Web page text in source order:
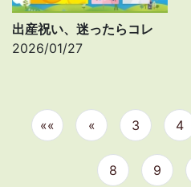
出産祝い、迷ったらコレ
2026/01/27
«« « 3 4
8 9